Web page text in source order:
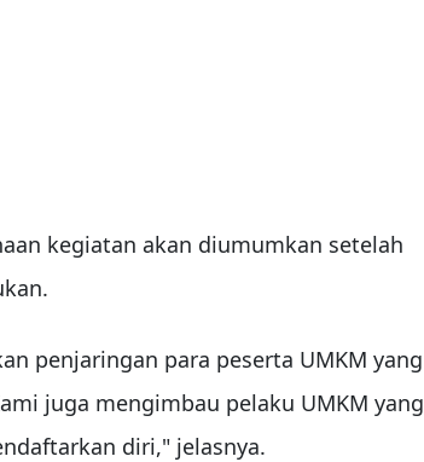
kegiatan akan diumumkan setelah
penjaringan para peserta UMKM yang
juga mengimbau pelaku UMKM yang
diri," jelasnya.